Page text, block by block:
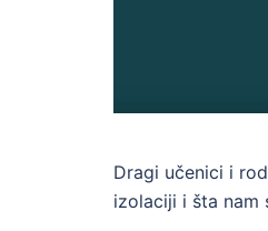
Dragi učenici i
izolaciji i šta